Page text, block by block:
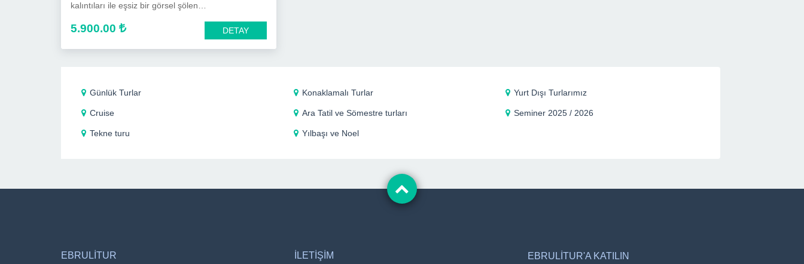
kalıntıları ile eşsiz bir görsel şölen…
5.900.00 DETAY
Günlük Turlar Konaklamalı Turlar Yurt Dışı Turlarımız
Cruise Ara Tatil ve Sömestre turları Seminer 2025 / 2026
Tekne turu Yılbaşı ve Noel
EBRULİTUR İLETİŞİM EBRULİTUR'A KATILIN